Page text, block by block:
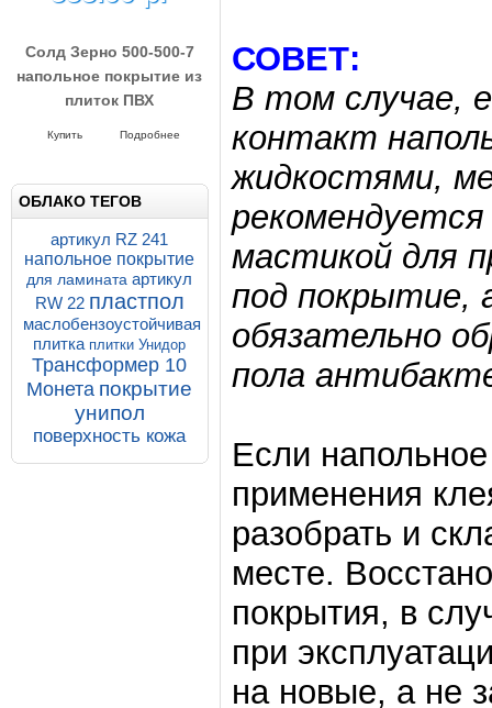
580.00 р.
555.00 р.
Солд Зерно 500-500-7
напольное покрытие из
Трансформер 16 Зерно
покрытие
Напольное покрытие
Трансформер 16 мм
Подробнее
ОБЛАКО ТЕГОВ
артикул RZ 241
напольное покрытие
для ламината артикул
RW 22 пластпол
маслобензоустойчивая
плитка плитки Унидор
Трансформер 10
Монета покрытие
унипол
поверхность кожа
СОВЕТ:
В том случае,
контакт
жидкостями,
мастикой для
под покрытие,
обязательно
пола
Если
применения
разобрать и
месте.
покрытия, в
при
на новые, а не